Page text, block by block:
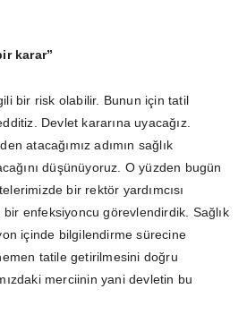
karar”
bir risk olabilir. Bunun için tatil
Devlet kararına uyacağız.
atacağımız adımın sağlık
düşünüyoruz. O yüzden bugün
bir rektör yardımcısı
bir enfeksiyoncu görevlendirdik. Sağlık
içinde bilgilendirme sürecine
tatile getirilmesini doğru
merciinin yani devletin bu